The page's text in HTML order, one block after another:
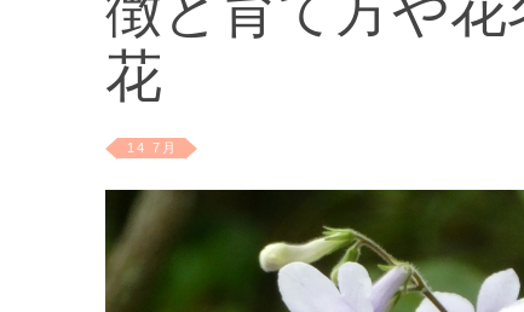
徴と育て方や
花
14 7月